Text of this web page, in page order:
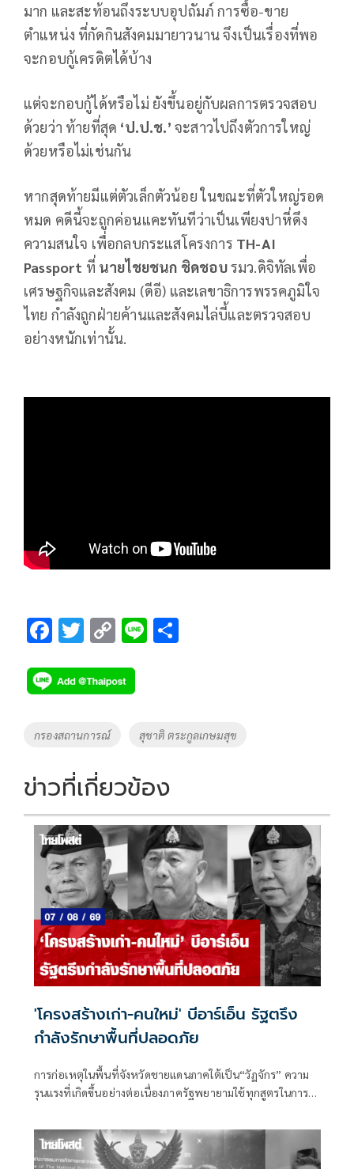
มาก และสะท้อนถึงระบบอุปถัมภ์ การซื้อ-ขาย
ตำแหน่ง ที่กัดกินสังคมมายาวนาน จึงเป็นเรื่องที่พอ
จะกอบกู้เครดิตได้บ้าง
แต่จะกอบกู้ได้หรือไม่ ยังขึ้นอยู่กับผลการตรวจสอบ
ด้วยว่า ท้ายที่สุด ‘ป.ป.ช.’ จะสาวไปถึงตัวการใหญ่
ด้วยหรือไม่เช่นกัน
หากสุดท้ายมีแต่ตัวเล็กตัวน้อย ในขณะที่ตัวใหญ่รอด
หมด คดีนี้จะถูกค่อนแคะทันทีว่าเป็นเพียงปาหี่ดึง
ความสนใจ เพื่อกลบกระแสโครงการ TH-AI
Passport ที่ นายไชยชนก ชิดชอบรมว.ดิจิทัลเพื่อ
เศรษฐกิจและสังคม (ดีอี) และเลขาธิการพรรคภูมิใจ
ไทย กำลังถูกฝ่ายค้านและสังคมไล่บี้และตรวจสอบ
อย่างหนักเท่านั้น.
F
e
b
o
k
T
tt
er
C
p
y
k
Li
Tags
กรองสถานการณ์ สุชาติ ตระกูลเกษมสุข
ข่าวที่เกี่ยวข้อง
'โครงสร้างเก่า-คนใหม่' บีอาร์เอ็น รัฐตรึง
กำลังรักษาพื้นที่ปลอดภัย
การก่อเหตุในพื้นที่จังหวัดชายแดนภาคใต้เป็น“วัฏจักร” ความ
รุนแรงที่เกิดขึ้นอย่างต่อเนื่องภาครัฐพยายามใช้ทุกสูตรในการ
สมบูรณ์